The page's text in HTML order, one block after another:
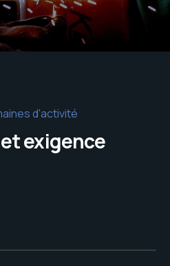
d'activité
exigence